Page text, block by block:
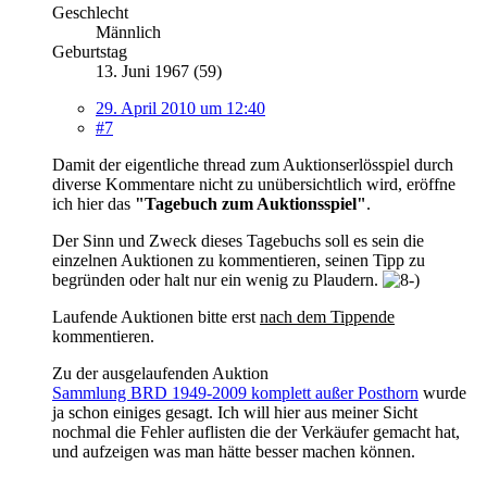
Geschlecht
Männlich
Geburtstag
13. Juni 1967 (59)
29. April 2010 um 12:40
#7
Damit der eigentliche thread zum Auktionserlösspiel durch
diverse Kommentare nicht zu unübersichtlich wird, eröffne
ich hier das "Tagebuch zum Auktionsspiel".
Der Sinn und Zweck dieses Tagebuchs soll es sein die
einzelnen Auktionen zu kommentieren, seinen Tipp zu
begründen oder halt nur ein wenig zu Plaudern.
Laufende Auktionen bitte erst nach dem Tippende
kommentieren.
Zu der ausgelaufenden Auktion
Sammlung BRD 1949-2009 komplett außer Posthorn wurde
ja schon einiges gesagt. Ich will hier aus meiner Sicht
nochmal die Fehler auflisten die der Verkäufer gemacht hat,
und aufzeigen was man hätte besser machen können.